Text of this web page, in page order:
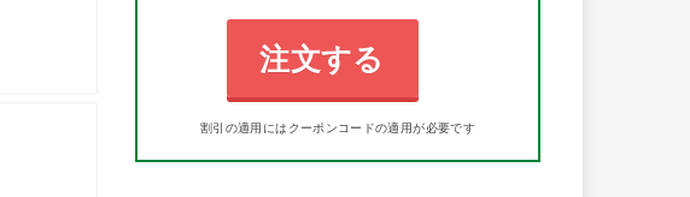
注文する
割引の適用にはクーポンコードの適用が必要です